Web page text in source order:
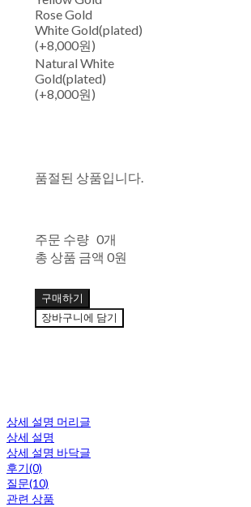
Rose Gold
White Gold(plated)
(+8,000원)
Natural White
Gold(plated)
(+8,000원)
품절된 상품입니다.
주문 수량 0개
총 상품 금액 0원
구매하기
장바구니에 담기
상세 설명 머리글
상세 설명
상세 설명 바닥글
후기(0)
질문(10)
관련 상품